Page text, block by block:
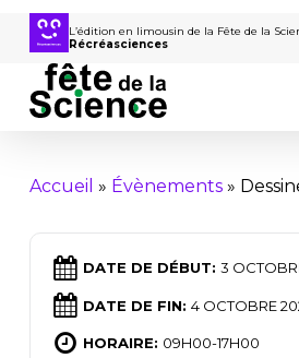
Passer
contenu
principal
L’édition en limousin de la Fête de la
Récréasciences
Accueil » Évènements»
DATE DE DÉBUT: 3
DATE DE FIN: 4 OCTOBRE
HORAIRE: 09H00-17H00